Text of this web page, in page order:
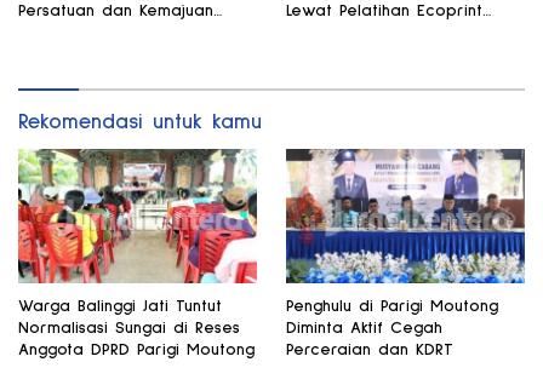
Persatuan dan Kemajuan
Lewat Pelatihan Ecoprint
Rekomendasi untuk kamu
Warga Balinggi Jati Tuntut
Normalisasi Sungai di Reses
Anggota DPRD Parigi Moutong
Penghulu di Parigi Moutong
Diminta Aktif Cegah
Perceraian dan KDRT